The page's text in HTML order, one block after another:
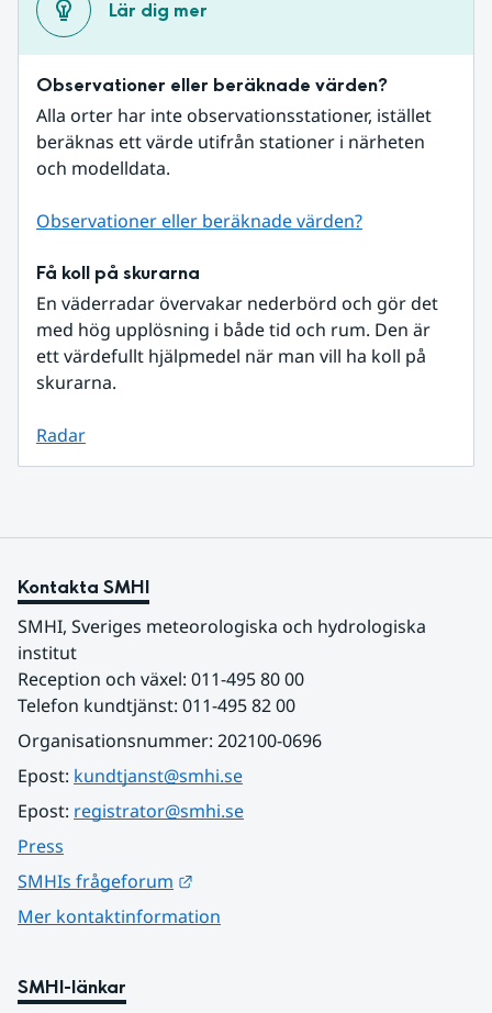
Lär dig mer
Observationer eller beräknade värden?
Alla orter har inte observationsstationer, istället
beräknas ett värde utifrån stationer i närheten
och modelldata.
Observationer eller beräknade värden?
Få koll på skurarna
En väderradar övervakar nederbörd och gör det
med hög upplösning i både tid och rum. Den är
ett värdefullt hjälpmedel när man vill ha koll på
skurarna.
Radar
Kontakta SMHI
SMHI, Sveriges meteorologiska och hydrologiska
institut
Reception och växel: 011-495 80 00
Telefon kundtjänst: 011-495 82 00
Organisationsnummer: 202100-0696
Epost: kundtjanst@smhi.se
Epost: registrator@smhi.se
Press
SMHIs frågeforum
Mer kontaktinformation
SMHI-länkar